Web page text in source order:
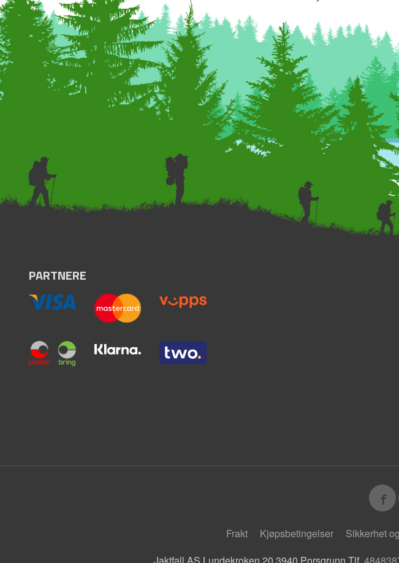
PARTNERE
Frakt Kjøpsbetingelser Sikkerhet
Jaktfall AS Lundekroken 20 3940 Porsgrunn Tlf.